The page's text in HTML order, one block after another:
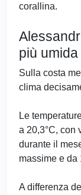
corallina.
più
Sulla costa
clima
Le
a 20,3°C, con
durante il
massime e da
A differenza